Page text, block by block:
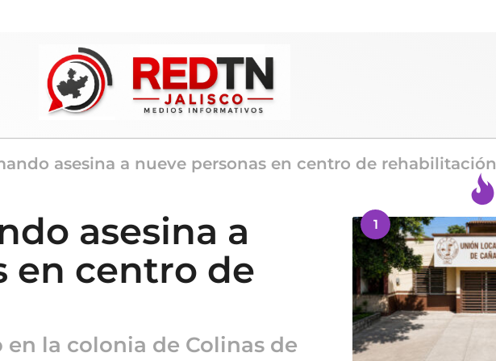
asesina a nueve personas en centro de rehabilitación
asesina a
en centro de
la colonia de Colinas de
1